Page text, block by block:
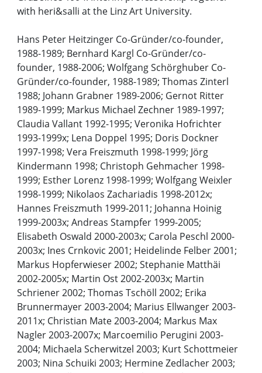
with heri&salli at the Linz Art University.
Hans Peter Heitzinger Co-Gründer/co-founder,
1988-1989; Bernhard Kargl Co-Gründer/co-
founder, 1988-2006; Wolfgang Schörghuber Co-
Gründer/co-founder, 1988-1989; Thomas Zinterl
1988; Johann Grabner 1989-2006; Gernot Ritter
1989-1999; Markus Michael Zechner 1989-1997;
Claudia Vallant 1992-1995; Veronika Hofrichter
1993-1999x; Lena Doppel 1995; Doris Dockner
1997-1998; Vera Freiszmuth 1998-1999; Jörg
Kindermann 1998; Christoph Gehmacher 1998-
1999; Esther Lorenz 1998-1999; Wolfgang Weixler
1998-1999; Nikolaos Zachariadis 1998-2012x;
Hannes Freiszmuth 1999-2011; Johanna Hoinig
1999-2003x; Andreas Stampfer 1999-2005;
Elisabeth Oswald 2000-2003x; Carola Peschl 2000-
2003x; Ines Crnkovic 2001; Heidelinde Felber 2001;
Markus Hopferwieser 2002; Stephanie Matthäi
2002-2005x; Martin Ost 2002-2003x; Martin
Schriener 2002; Thomas Tschöll 2002; Erika
Brunnermayer 2003-2004; Marius Ellwanger 2003-
2011x; Christian Mate 2003-2004; Markus Max
Nagler 2003-2007x; Marcoemilio Perugini 2003-
2004; Michaela Scherwitzel 2003; Kurt Schottmeier
2003; Nina Schuiki 2003; Hermine Zedlacher 2003;